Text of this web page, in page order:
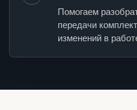
Помогаем
передачи
изменений в